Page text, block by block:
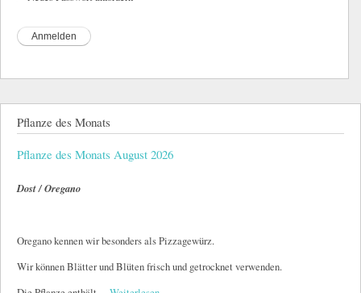
Pflanze des Monats
Pflanze des Monats August 2026
Dost / Oregano
Oregano kennen wir besonders als Pizzagewürz.
Wir können Blätter und Blüten frisch und getrocknet verwenden.